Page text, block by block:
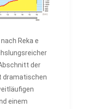
Reka e
der
dramatischen
einem